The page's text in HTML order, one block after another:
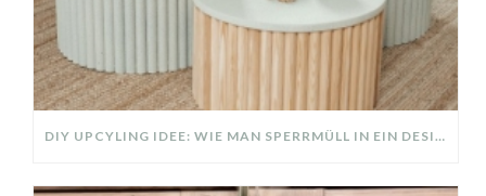
DIY UPCYLING IDEE: WIE MAN SPERRMÜLL IN EIN DESIGNER TEIL VERWANDELT